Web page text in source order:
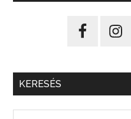
KERESÉS